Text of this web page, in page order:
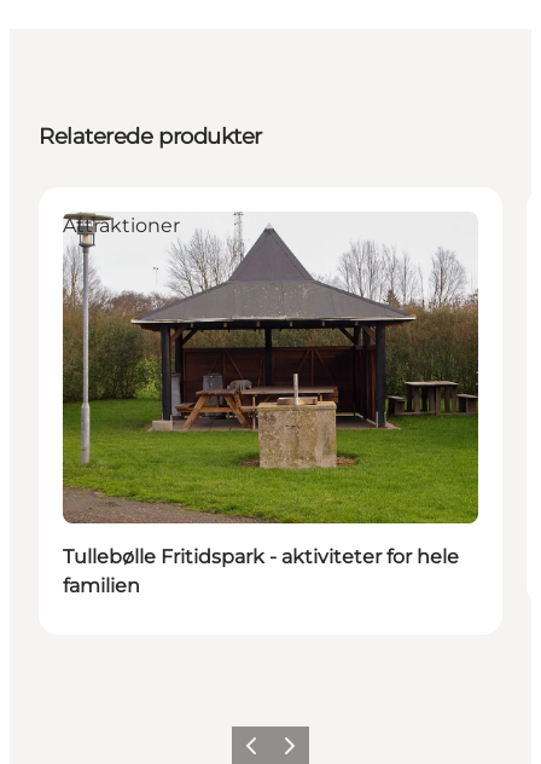
Relaterede produkter
Attraktioner
Tullebølle Fritidspark - aktiviteter for hele
familien
ForrigeNæste